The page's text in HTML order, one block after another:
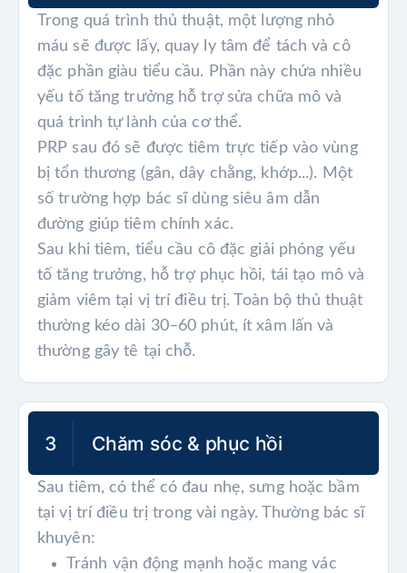
Trong quá trình thủ thuật, một lượng nhỏ
máu sẽ được lấy, quay ly tâm để tách và cô
đặc phần giàu tiểu cầu. Phần này chứa nhiều
yếu tố tăng trưởng hỗ trợ sửa chữa mô và
quá trình tự lành của cơ thể.
PRP sau đó sẽ được tiêm trực tiếp vào vùng
bị tổn thương (gân, dây chằng, khớp...). Một
số trường hợp bác sĩ dùng siêu âm dẫn
đường giúp tiêm chính xác.
Sau khi tiêm, tiểu cầu cô đặc giải phóng yếu
tố tăng trưởng, hỗ trợ phục hồi, tái tạo mô và
giảm viêm tại vị trí điều trị. Toàn bộ thủ thuật
thường kéo dài 30–60 phút, ít xâm lấn và
thường gây tê tại chỗ.
3 Chăm sóc & phục hồi
Sau tiêm, có thể có đau nhẹ, sưng hoặc bầm
tại vị trí điều trị trong vài ngày. Thường bác sĩ
khuyên:
Tránh vận động mạnh hoặc mang vác